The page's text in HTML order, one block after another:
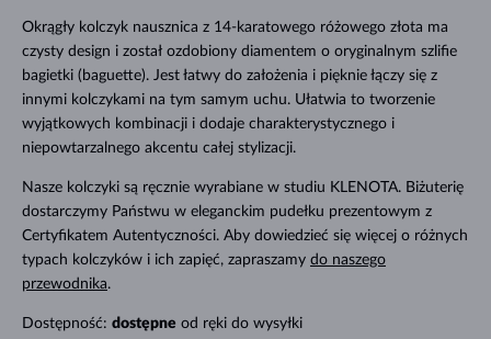
Okrągły kolczyk nausznica z 14-karatowego różowego złota ma
czysty design i został ozdobiony diamentem o oryginalnym szlifie
bagietki (baguette). Jest łatwy do założenia i pięknie łączy się z
innymi kolczykami na tym samym uchu. Ułatwia to tworzenie
wyjątkowych kombinacji i dodaje charakterystycznego i
niepowtarzalnego akcentu całej stylizacji.
Nasze kolczyki są ręcznie wyrabiane w studiu KLENOTA. Biżuterię
dostarczymy Państwu w eleganckim pudełku prezentowym z
Certyfikatem Autentyczności. Aby dowiedzieć się więcej o różnych
typach kolczyków i ich zapięć, zapraszamy do naszego
przewodnika.
Dostępność: dostępne od ręki do wysyłki